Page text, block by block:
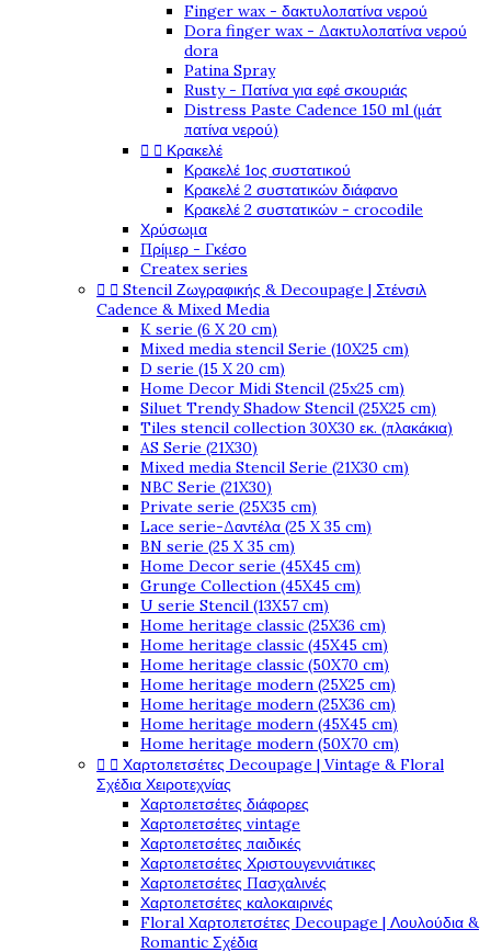
Finger wax - δακτυλοπατίνα νερού
Dora finger wax - Δακτυλοπατίνα νερού
dora
Patina Spray
Rusty - Πατίνα για εφέ σκουριάς
Distress Paste Cadence 150 ml (μάτ
πατίνα νερού)
  Κρακελέ
Κρακελέ 1ος συστατικού
Κρακελέ 2 συστατικών διάφανο
Κρακελέ 2 συστατικών - crocodile
Χρύσωμα
Πρίμερ - Γκέσο
Createx series
  Stencil Ζωγραφικής & Decoupage | Στένσιλ
Cadence & Mixed Media
K serie (6 X 20 cm)
Mixed media stencil Serie (10X25 cm)
D serie (15 X 20 cm)
Home Decor Midi Stencil (25x25 cm)
Siluet Trendy Shadow Stencil (25X25 cm)
Tiles stencil collection 30X30 εκ. (πλακάκια)
AS Serie (21X30)
Mixed media Stencil Serie (21X30 cm)
NBC Serie (21X30)
Private serie (25X35 cm)
Lace serie-Δαντέλα (25 X 35 cm)
BN serie (25 X 35 cm)
Home Decor serie (45X45 cm)
Grunge Collection (45X45 cm)
U serie Stencil (13X57 cm)
Home heritage classic (25X36 cm)
Home heritage classic (45X45 cm)
Home heritage classic (50X70 cm)
Home heritage modern (25X25 cm)
Home heritage modern (25X36 cm)
Home heritage modern (45X45 cm)
Home heritage modern (50X70 cm)
  Χαρτοπετσέτες Decoupage | Vintage & Floral
Σχέδια Χειροτεχνίας
Χαρτοπετσέτες διάφορες
Χαρτοπετσέτες vintage
Χαρτοπετσέτες παιδικές
Χαρτοπετσέτες Χριστουγεννιάτικες
Χαρτοπετσέτες Πασχαλινές
Χαρτοπετσέτες καλοκαιρινές
Floral Χαρτοπετσέτες Decoupage | Λουλούδια &
Romantic Σχέδια